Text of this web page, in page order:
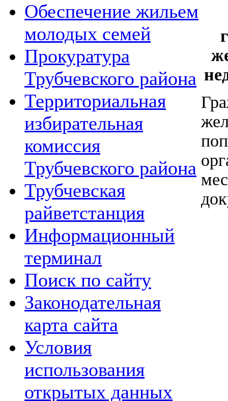
Обеспечение жильем
молодых семей
Прокуратура
Трубчевского района
Территориальная
избирательная
комиссия
Трубчевского района
Трубчевская
райветстанция
Информационный
терминал
Поиск по сайту
Законодательная
карта сайта
Условия
использования
открытых данных